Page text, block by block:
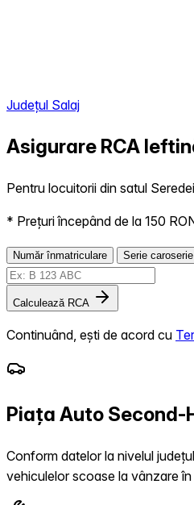
Județul Salaj
Asigurare RCA
Pentru locuitorii din satul
* Prețuri începând de la 150
Număr înmatriculare Serie
Calculează RCA
Continuând, ești de acord cu
Piața Auto Second-
Conform datelor la nivelul
vehiculelor scoase la vânzare